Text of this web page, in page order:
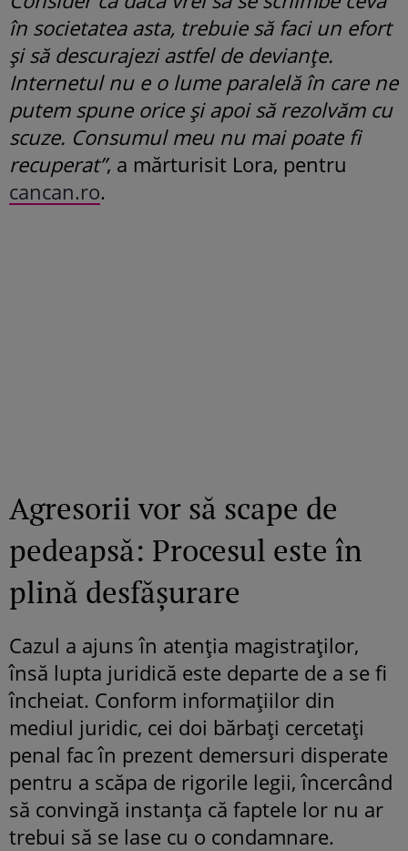
în societatea asta, trebuie să faci un efort
și să descurajezi astfel de devianțe.
Internetul nu e o lume paralelă în care ne
putem spune orice și apoi să rezolvăm cu
scuze. Consumul meu nu mai poate fi
recuperat”, a mărturisit Lora, pentru
cancan.ro.
Agresorii vor să scape de
pedeapsă: Procesul este în
plină desfășurare
Cazul a ajuns în atenția magistraților,
însă lupta juridică este departe de a se fi
încheiat. Conform informațiilor din
mediul juridic, cei doi bărbați cercetați
penal fac în prezent demersuri disperate
pentru a scăpa de rigorile legii, încercând
să convingă instanța că faptele lor nu ar
trebui să se lase cu o condamnare.